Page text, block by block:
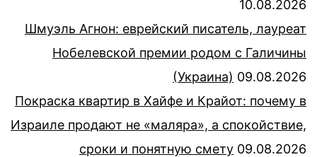
10.08.2026
Шмуэль Агнон: еврейский писатель, лауреат
Нобелевской премии родом с Галичины
(Украина) 09.08.2026
Покраска квартир в Хайфе и Крайот: почему в
Израиле продают не «маляра», а спокойствие,
сроки и понятную смету 09.08.2026